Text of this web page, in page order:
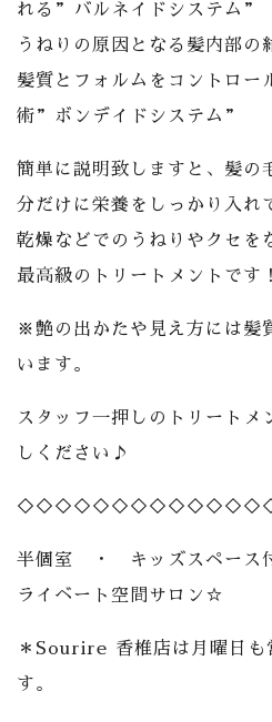
れる”バルネイドシステム”
うねりの原因となる髪内部の
髪質とフォルムをコントロー
術”ボンデイドシステム”
簡単に説明致しますと、髪の
分だけに栄養をしっかり入れ
乾燥などでのうねりやクセを
最高級のトリートメントです
※艶の出かたや見え方には髪
います。
スタッフ一押しのトリートメ
しください♪
半個室 ・ キッズスペース
ライベート空間サロン☆
＊Sourire 香椎店は月曜日も
す。